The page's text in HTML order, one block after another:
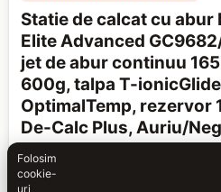
Statie de calcat cu
Elite Advanced
jet de abur continuu
600g, talpa T-
OptimalTemp, rezervor
De-Calc Plus, Auriu/
★★★★
Folosim
cookie-
uri